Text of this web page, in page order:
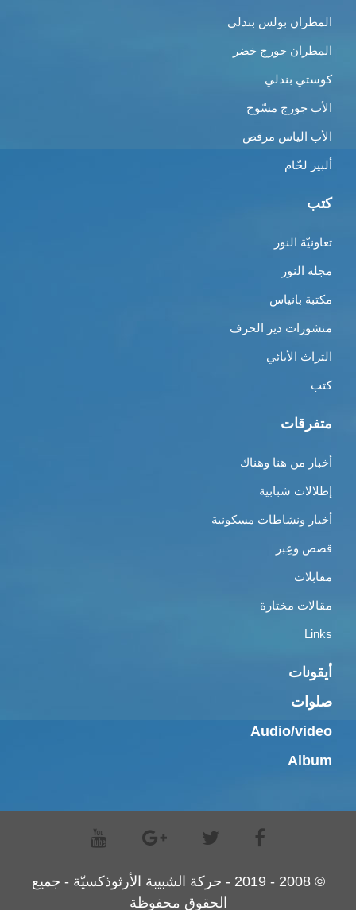
المطران بولس بندلي
المطران جورج خضر
كوستي بندلي
الأب جورج مسّوح
الأب الياس مرقص
ألبير لحّام
كتب
تعاونيّة النور
مجلة النور
مكتبة بانياس
منشورات دير الحرف
التراث الأبائي
كتب
متفرقات
أخبار من هنا وهناك
إطلالات شبابية
أخبار ونشاطات مسكونية
قصص وعِبر
مقابلات
مقالات مختارة
Links
أيقونات
صلوات
Audio/video
Album
© 2008 - 2019 - حركة الشبيبة الأرثوذكسيّة - جميع
الحقوق محفوظة